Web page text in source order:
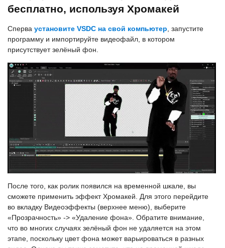
бесплатно, используя Хромакей
Сперва установите VSDC на свой компьютер , запустите
программу и импортируйте видеофайл, в котором
присутствует зелёный фон.
После того, как ролик появился на временной шкале, вы
сможете применить эффект Хромакей. Для этого перейдите
во вкладку Видеоэффекты (верхнее меню), выберите
«Прозрачность» -> «Удаление фона». Обратите внимание,
что во многих случаях зелёный фон не удаляется на этом
этапе, поскольку цвет фона может варьироваться в разных